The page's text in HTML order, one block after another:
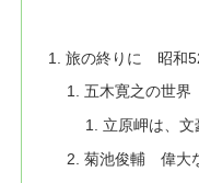
旅の終りに 昭和
五木寛之の世界
立原岬は、
菊池俊輔 偉大